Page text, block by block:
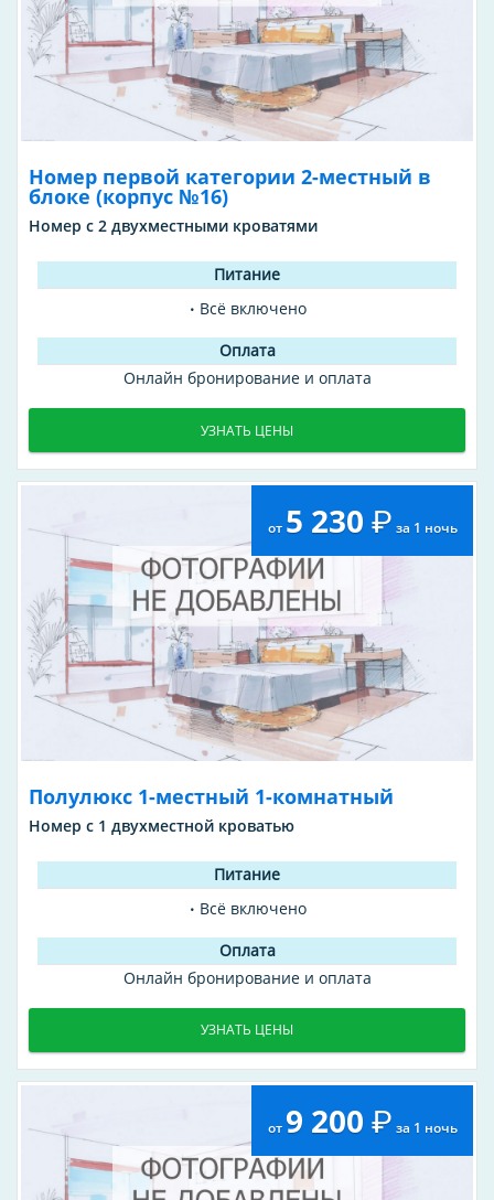
Номер первой категории 2-местный в
блоке (корпус №16)
Номер с 2 двухместными кроватями
Всё включено
Онлайн бронирование и оплата
УЗНАТЬ ЦЕНЫ
от 5 230 за 1 ночь
Полулюкс 1-местный 1-комнатный
Номер с 1 двухместной кроватью
Всё включено
Онлайн бронирование и оплата
УЗНАТЬ ЦЕНЫ
от 9 200 за 1 ночь